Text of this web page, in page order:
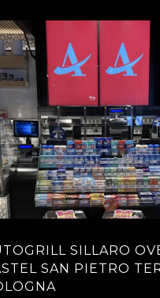
SILLARO
SAN PIETRO